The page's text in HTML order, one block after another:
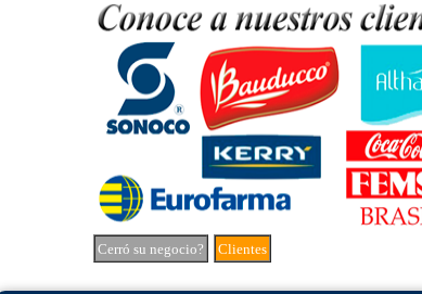
Cerró su negocio? Clientes